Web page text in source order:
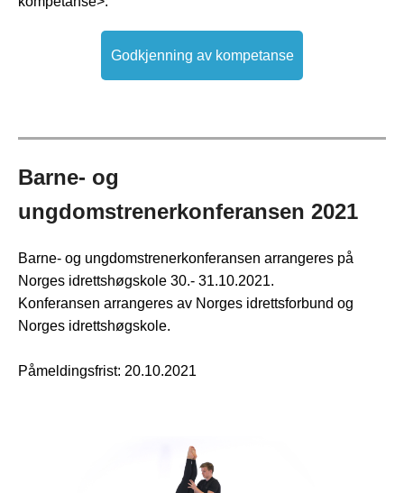
Godkjenning av kompetanse
Barne- og
ungdomstrenerkonferansen 2021
Barne- og ungdomstrenerkonferansen arrangeres på
Norges idrettshøgskole 30.- 31.10.2021.
Konferansen arrangeres av Norges idrettsforbund og
Norges idrettshøgskole.
Påmeldingsfrist: 20.10.2021